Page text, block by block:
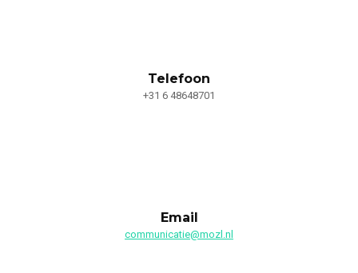
Telefoon
+31 6 48648701
Email
communicatie@mozl.nl